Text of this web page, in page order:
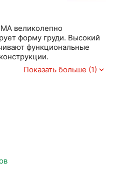
великолепно
форму груди. Высокий
функциональные
Показать больше (1)